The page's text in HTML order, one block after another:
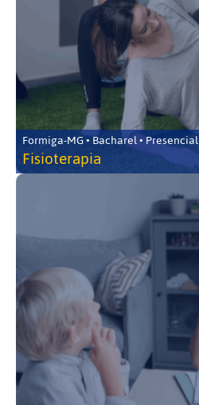
Formiga-MG • Bacharel • Presencial
Fisioterapia